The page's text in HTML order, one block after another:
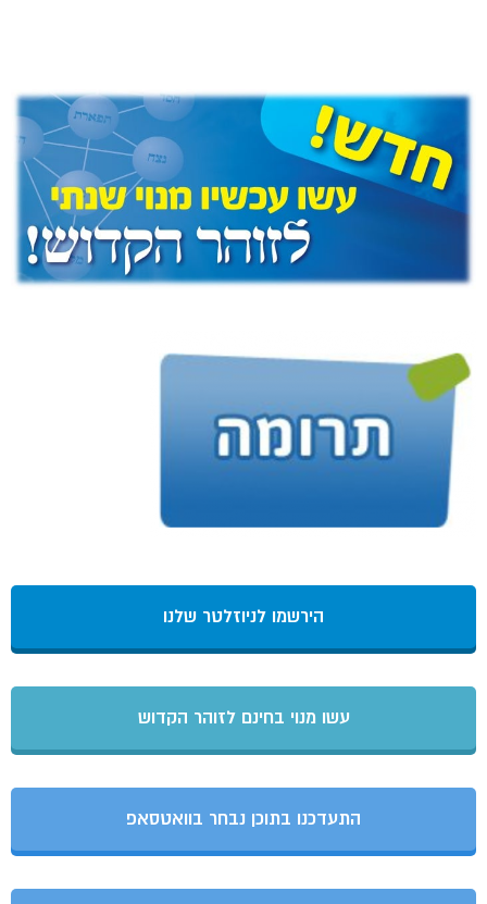
הירשמו לניוזלטר שלנו
עשו מנוי בחינם לזוהר הקדוש
התעדכנו בתוכן נבחר בוואטסאפ